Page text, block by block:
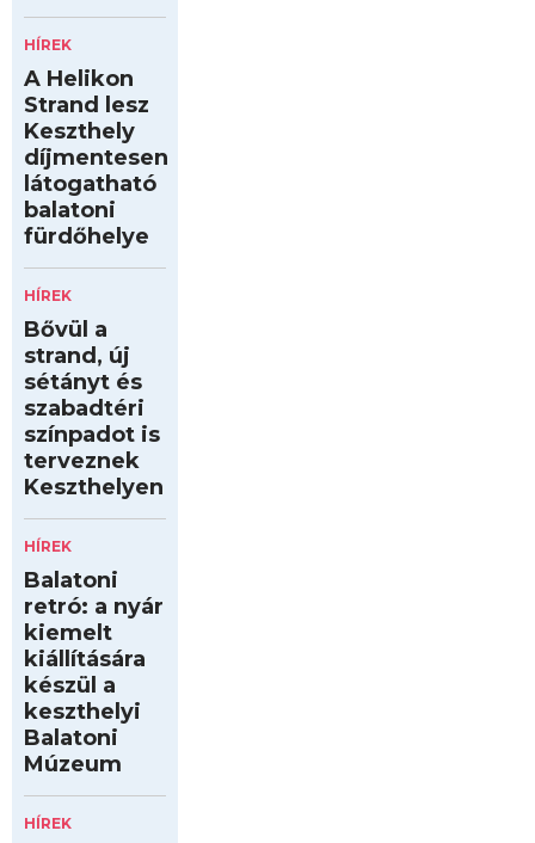
HÍREK
A Helikon
Strand lesz
Keszthely
díjmentesen
látogatható
balatoni
fürdőhelye
HÍREK
Bővül a
strand, új
sétányt és
szabadtéri
színpadot is
terveznek
Keszthelyen
HÍREK
Balatoni
retró: a nyár
kiemelt
kiállítására
készül a
keszthelyi
Balatoni
Múzeum
HÍREK